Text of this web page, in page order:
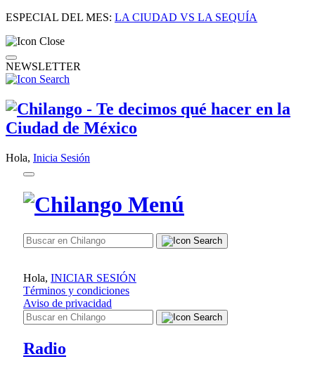
ESPECIAL DEL MES: LA CIUDAD VS LA SEQUÍA
NEWSLETTER
Hola, Inicia Sesión
Hola, INICIAR SESIÓN
Términos y condiciones
Aviso de privacidad
Radio